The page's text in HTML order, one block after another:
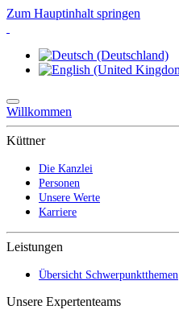
Zum Hauptinhalt springen
Willkommen
Küttner
Die Kanzlei
Personen
Unsere Werte
Karriere
Leistungen
Übersicht Schwerpunktthemen
Unsere Expertenteams